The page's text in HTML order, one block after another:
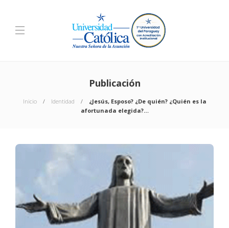
Publicación
Inicio Identidad
¿Jesús, Esposo? ¿De quién? ¿Quién es la
afortunada elegida?…